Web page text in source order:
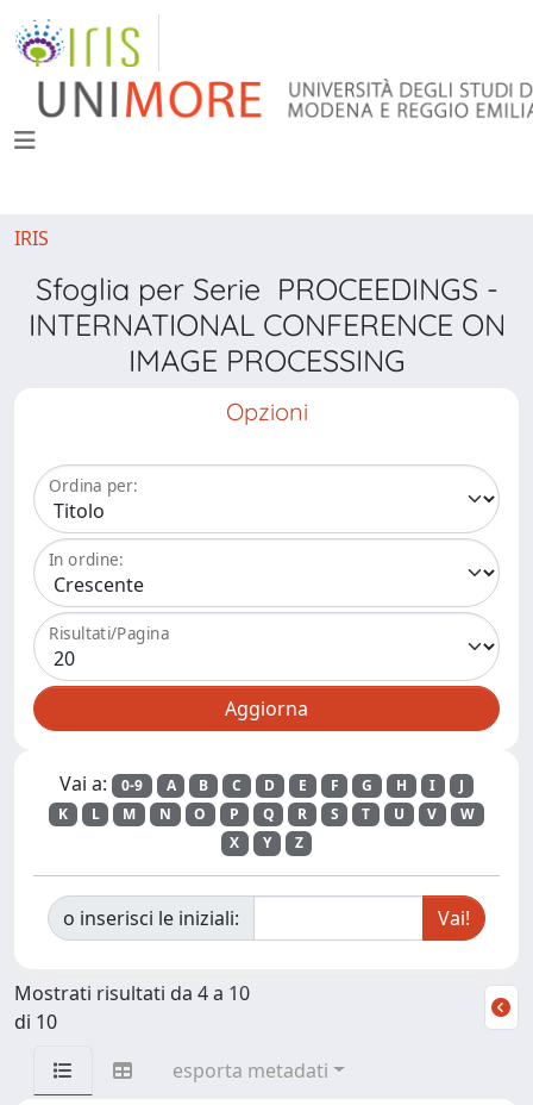
IRIS
Sfoglia per Serie PROCEEDINGS -
INTERNATIONAL CONFERENCE ON
IMAGE PROCESSING
Opzioni
Ordina per:
In ordine:
Risultati/Pagina
Vai a: 0-9 A B C D E F G H I
J
K
L M N O P Q R S T U V
W
X
Y Z
o inserisci le iniziali:
Mostrati risultati da 4 a 10
di 10
esporta metadati